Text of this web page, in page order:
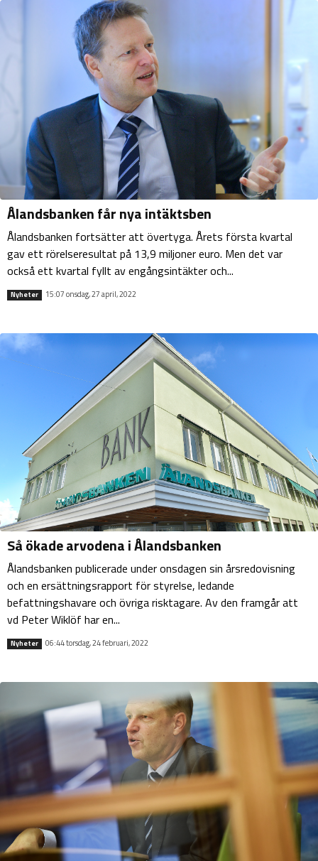
Ålandsbanken får nya intäktsben
Ålandsbanken fortsätter att övertyga. Årets första kvartal
gav ett rörelseresultat på 13,9 miljoner euro. Men det var
också ett kvartal fyllt av engångsintäkter och...
Nyheter 15:07 onsdag, 27 april, 2022
Så ökade arvodena i Ålandsbanken
Ålandsbanken publicerade under onsdagen sin årsredovisning
och en ersättningsrapport för styrelse, ledande
befattningshavare och övriga risktagare. Av den framgår att
vd Peter Wiklöf har en...
Nyheter 06:44 torsdag, 24 februari, 2022